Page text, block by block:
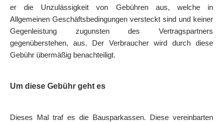
er die Unzulässigkeit von Gebühren aus, welche in
Allgemeinen Geschäftsbedingungen versteckt sind und keiner
Gegenleistung zugunsten des Vertragspartners
gegenüberstehen, aus. Der Verbraucher wird durch diese
Gebühr übermäßig benachteiligt.
Um diese Gebühr geht es
Dieses Mal traf es die Bausparkassen. Diese vereinbarten